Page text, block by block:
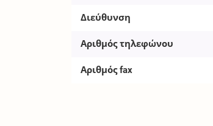
Διεύθυνση
Αριθμός τηλεφώνου
Αριθμός fax